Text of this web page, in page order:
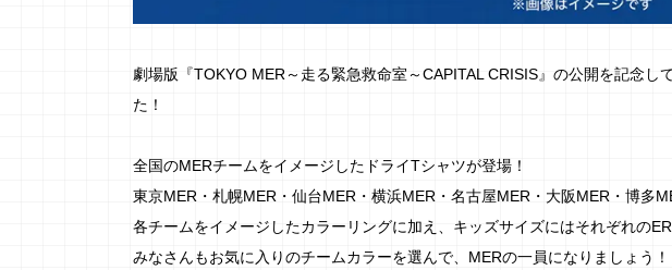
劇場版『TOKYO MER～走る緊急救命室～CAPITAL CRISIS』の公開を記念し
た！
全国のMERチームをイメージしたドライTシャツが登場！
東京MER・札幌MER・仙台MER・横浜MER・名古屋MER・大阪MER・博多
各チームをイメージしたカラーリングに加え、キッズサイズにはそれぞれの
みなさんもお気に入りのチームカラーを選んで、MERの一員になりましょう！